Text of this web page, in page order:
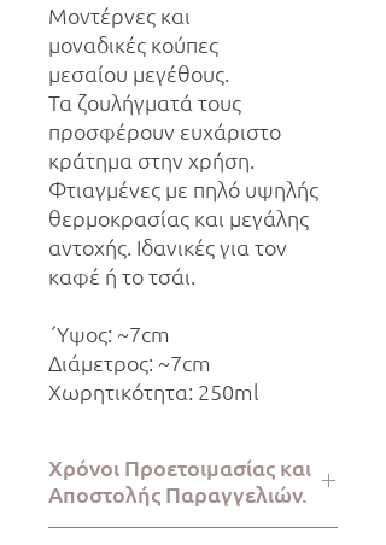
Μοντέρνες και
μοναδικές κούπες
μεσαίου μεγέθους.
Τα ζουλήγματά τους
προσφέρουν ευχάριστο
κράτημα στην χρήση.
Φτιαγμένες με πηλό υψηλής
θερμοκρασίας και μεγάλης
αντοχής. Ιδανικές για τον
καφέ ή το τσάι.
΄Υψος: ~7cm
Διάμετρος: ~7cm
Χωρητικότητα: 250ml
Χρόνοι Προετοιμασίας και
Αποστολής Παραγγελιών.